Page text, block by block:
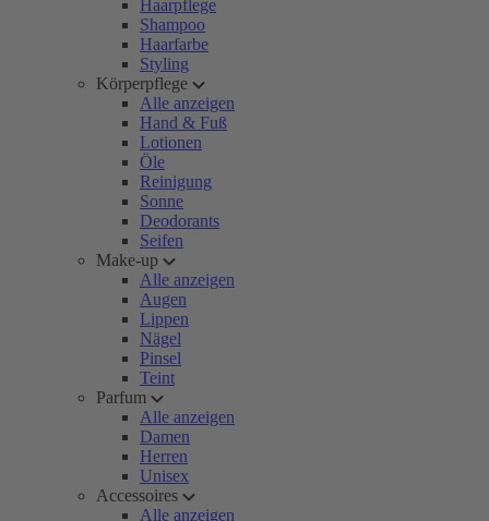
Haarpflege
Shampoo
Haarfarbe
Styling
Körperpflege
Alle anzeigen
Hand & Fuß
Lotionen
Öle
Reinigung
Sonne
Deodorants
Seifen
Make-up
Alle anzeigen
Augen
Lippen
Nägel
Pinsel
Teint
Parfum
Alle anzeigen
Damen
Herren
Unisex
Accessoires
Alle anzeigen